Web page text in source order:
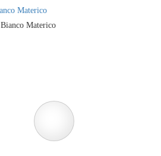
Bianco Materico